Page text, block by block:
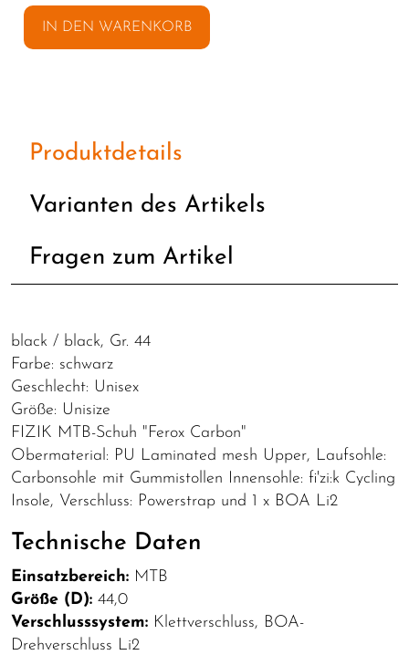
IN DEN WARENKORB
Produktdetails
Varianten des Artikels
Fragen zum Artikel
black / black, Gr. 44
Farbe: schwarz
Geschlecht: Unisex
Größe: Unisize
FIZIK MTB-Schuh "Ferox Carbon"
Obermaterial: PU Laminated mesh Upper, Laufsohle:
Carbonsohle mit Gummistollen Innensohle: fi'zi:k Cycling
Insole, Verschluss: Powerstrap und 1 x BOA Li2
Technische Daten
Einsatzbereich: MTB
Größe (D): 44,0
Verschlusssystem: Klettverschluss, BOA-
Drehverschluss Li2